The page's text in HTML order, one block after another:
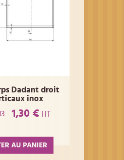
Dadant droit
inox
1,30 € HT
AU PANIER